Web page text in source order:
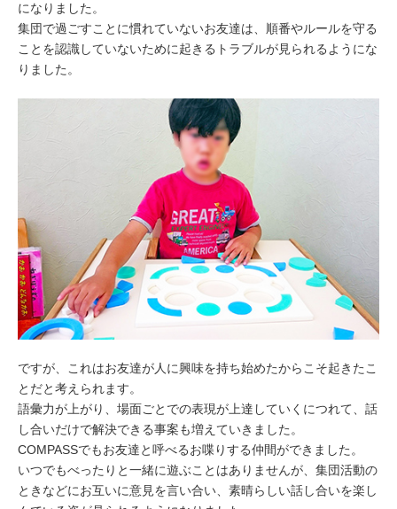
になりました。
集団で過ごすことに慣れていないお友達は、順番やルールを守る
ことを認識していないために起きるトラブルが見られるようにな
りました。
ですが、これはお友達が人に興味を持ち始めたからこそ起きたこ
とだと考えられます。
語彙力が上がり、場面ごとでの表現が上達していくにつれて、話
し合いだけで解決できる事案も増えていきました。
COMPASSでもお友達と呼べるお喋りする仲間ができました。
いつでもべったりと一緒に遊ぶことはありませんが、集団活動の
ときなどにお互いに意見を言い合い、素晴らしい話し合いを楽し